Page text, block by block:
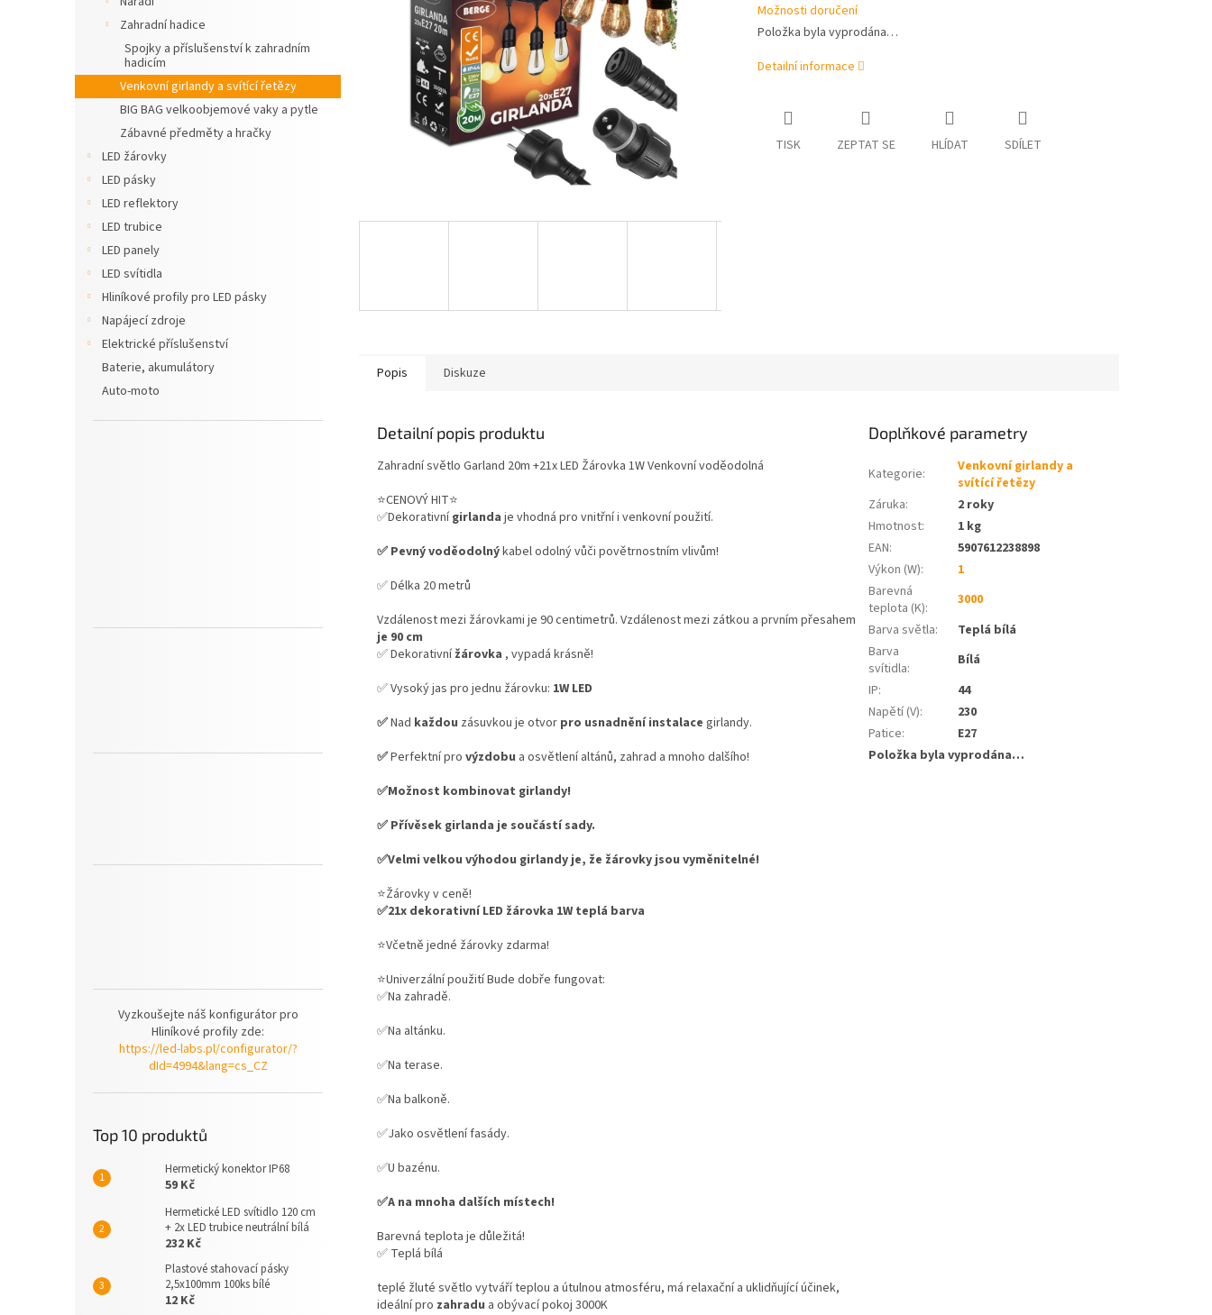
Zahradní hadice
Spojky a příslušenství k zahradním
hadicím
Venkovní girlandy a svítící řetězy
BIG BAG velkoobjemové vaky a pytle
Zábavné předměty a hračky
LED žárovky
LED pásky
LED reflektory
LED trubice
LED panely
LED svítidla
Hliníkové profily pro LED pásky
Napájecí zdroje
Elektrické příslušenství
Baterie, akumulátory
Auto-moto
Vyzkoušejte náš konfigurátor pro
Hliníkové profily zde:
https://led-labs.pl/configurator/?
dId=4994&lang=cs_CZ
Top 10 produktů
Hermetický konektor IP68
59 Kč
Hermetické LED svítidlo 120 cm
+ 2x LED trubice neutrální bílá
232 Kč
Plastové stahovací pásky
2,5x100mm 100ks bílé
12 Kč
hvězdiček.
Možnosti doručení
Položka byla vyprodána…
Detailní informace
TISK ZEPTAT SE HLÍDAT SDÍLET
Popis Diskuze
Detailní popis produktu
Zahradní světlo Garland 20m +21x LED Žárovka 1W Venkovní voděodolná
⭐CENOVÝ HIT⭐
✅Dekorativnígirlanda je vhodná pro vnitřní i venkovní použití.
✅ Pevnývoděodolnýkabel odolný vůči povětrnostním vlivům!
✅ Délka 20 metrů
Vzdálenost mezi žárovkami je 90 centimetrů. Vzdálenost mezi zátkou a prvním přesahem
je 90 cm
✅ Dekorativnížárovka , vypadá krásně!
✅ Vysoký jas pro jednu žárovku: 1W LED
✅Nad každou zásuvkou je otvor pro usnadnění instalace girlandy.
✅Perfektní pro výzdobu a osvětlení altánů, zahrad a mnoho dalšího!
✅Možnost kombinovat girlandy!
✅ Přívěsek girlanda je součástí sady.
✅Velmi velkou výhodou girlandy je, že žárovky jsou vyměnitelné!
⭐️Žárovky v ceně!
✅21x dekorativní LED žárovka 1W teplá barva
⭐️Včetně jedné žárovky zdarma!
⭐️Univerzální použití Bude dobře fungovat:
✅Na zahradě.
✅Na altánku.
✅Na terase.
✅Na balkoně.
✅Jako osvětlení fasády.
✅U bazénu.
✅A na mnoha dalších místech!
Barevná teplota je důležitá!
✅ Teplá bílá
teplé žluté světlo vytváří teplou a útulnou atmosféru, má relaxační a uklidňující účinek,
ideální pro zahradu a obývací pokoj 3000K
Doplňkové parametry
Kategorie:
Venkovní girlandy a
svítící řetězy
Záruka:
2 roky
Hmotnost:
1 kg
EAN:
5907612238898
Výkon (W):
1
Barevná
teplota (K):
3000
Barva světla:
Teplá bílá
Barva
svítidla:
Bílá
IP:
44
Napětí (V):
230
Patice:
E27
Položka byla vyprodána…